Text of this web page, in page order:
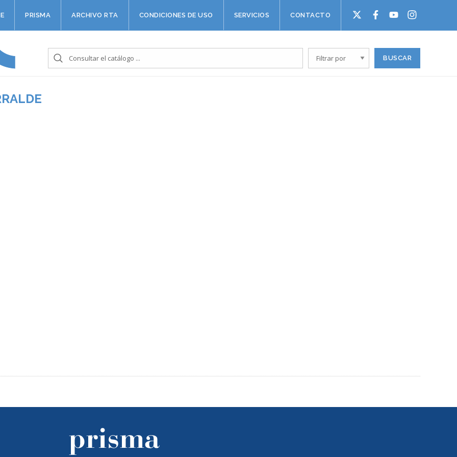
PRISMA ARCHIVO RTA CONDICIONES DE USO SERVICIOS CONTACTO